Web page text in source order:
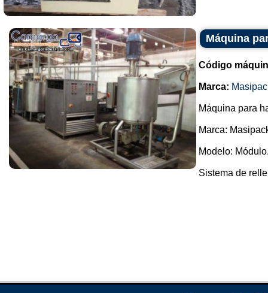
Máquina
Código
Marca:
Máquina para
Marca:
Modelo:
Sistema de